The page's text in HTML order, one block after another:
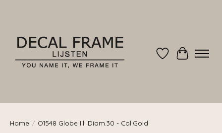
Verlanglijst
Home / O1548 Globe Ill. Diam.30 - Col.Gold